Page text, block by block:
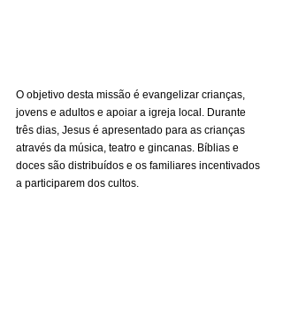
O objetivo desta missão é evangelizar crianças,
jovens e adultos e apoiar a igreja local. Durante
três dias, Jesus é apresentado para as crianças
através da música, teatro e gincanas. Bíblias e
doces são distribuídos e os familiares incentivados
a participarem dos cultos.